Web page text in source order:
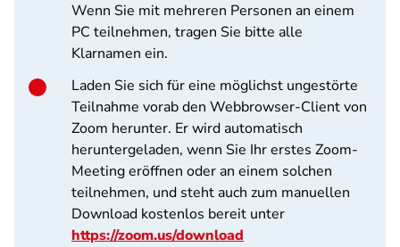
Wenn Sie mit mehreren Personen an einem
PC teilnehmen, tragen Sie bitte alle
Klarnamen ein.
Laden Sie sich für eine möglichst ungestörte
Teilnahme vorab den Webbrowser-Client von
Zoom herunter. Er wird automatisch
heruntergeladen, wenn Sie Ihr erstes Zoom-
Meeting eröffnen oder an einem solchen
teilnehmen, und steht auch zum manuellen
Download kostenlos bereit unter
https://zoom.us/download